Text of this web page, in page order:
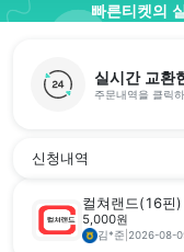
빠른티켓의
실시간 교환
주문내역을 클릭
신청내역
컬쳐랜드(16핀)
5,000원
김*준 2026-08-